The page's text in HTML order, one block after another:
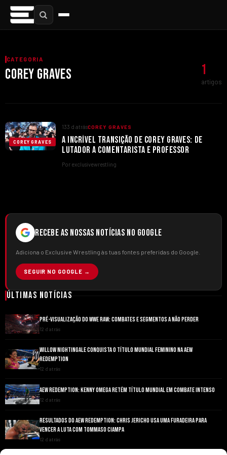
CATEGORIA
COREY GRAVES 1
artigos
COREY GRAVES
133 d atrásCOREY GRAVES
A INCRÍVEL TRANSIÇÃO DE COREY GRAVES: DE
LUTADOR A COMENTARISTA E PROFESSOR
Por exclusivewrestling
RECEBE AS NOSSAS NOTÍCIAS NO GOOGLE
Adiciona o Exclusive Wrestling às tuas fontes preferidas do Google.
SEGUIR NO GOOGLE →
Últimas Notícias
PRÉ-VISUALIZAÇÃO DO WWE RAW: COMBATES E SEGMENTOS A NÃO PERDER
12 d atrás
WILLOW NIGHTINGALE CONQUISTA O TÍTULO MUNDIAL FEMININO NA AEW
REDEMPTION
12 d atrás
AEW REDEMPTION: KENNY OMEGA RETÉM TÍTULO MUNDIAL EM COMBATE INTENSO
12 d atrás
RESULTADOS DO AEW REDEMPTION: CHRIS JERICHO USA UMA FURADEIRA PARA
VENCER A LUTA COM TOMMASO CIAMPA
12 d atrás